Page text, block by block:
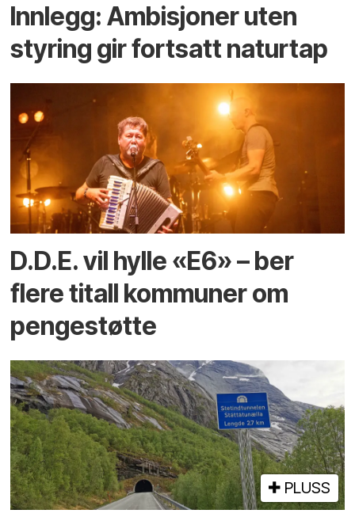
Innlegg: Ambisjoner uten
styring gir fortsatt naturtap
D.D.E. vil hylle «E6» – ber
flere titall kommuner om
pengestøtte
PLUSS